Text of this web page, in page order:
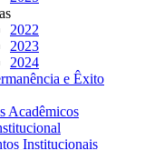
2022
2023
2024
e Êxito
Acadêmicos
Institucionais